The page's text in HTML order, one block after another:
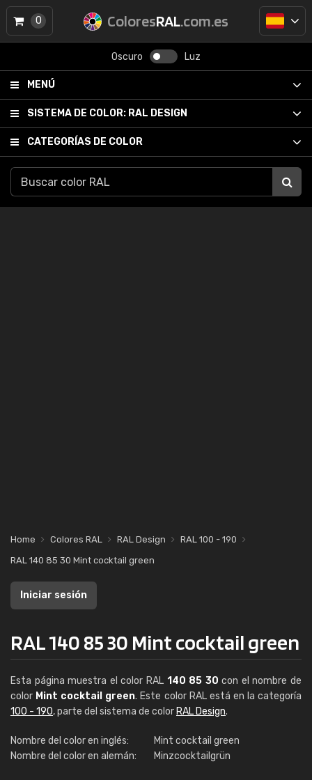
ColoresRAL.com.es
Oscuro Luz
MENÚ
SISTEMA DE COLOR: RAL DESIGN
CATEGORÍAS DE COLOR
0
Home Colores RAL RAL Design
RAL 100 - 190
RAL 140 85 30 Mint cocktail green
Iniciar sesión
RAL 140 85 30 Mint cocktail green
Esta página muestra el color RAL 140 85 30 con el nombre de
color Mint cocktail green. Este color RAL está en la categoría
100 - 190, parte del sistema de color RAL Design.
Nombre del color en inglés:
Mint cocktail green
Nombre del color en alemán:
Minzcocktailgrün